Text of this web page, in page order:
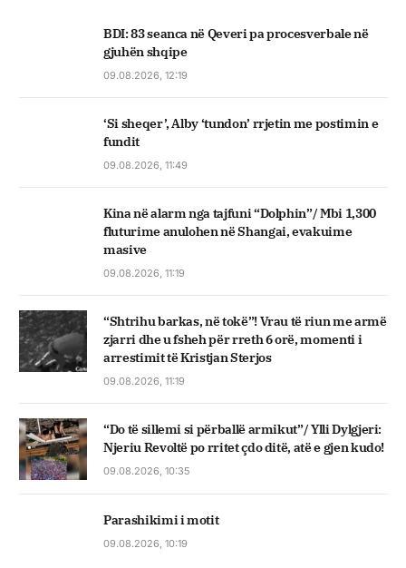
BDI: 83 seanca në Qeveri pa procesverbale në
gjuhën shqipe
09.08.2026, 12:19
‘Si sheqer’, Alby ‘tundon’ rrjetin me postimin e
fundit
09.08.2026, 11:49
Kina në alarm nga tajfuni “Dolphin”/ Mbi 1,300
fluturime anulohen në Shangai, evakuime
masive
09.08.2026, 11:19
“Shtrihu barkas, në tokë”! Vrau të riun me armë
zjarri dhe u fsheh për rreth 6 orë, momenti i
arrestimit të Kristjan Sterjos
09.08.2026, 11:19
“Do të sillemi si përballë armikut”/ Ylli Dylgjeri:
Njeriu Revoltë po rritet çdo ditë, atë e gjen kudo!
09.08.2026, 10:35
Parashikimi i motit
09.08.2026, 10:19